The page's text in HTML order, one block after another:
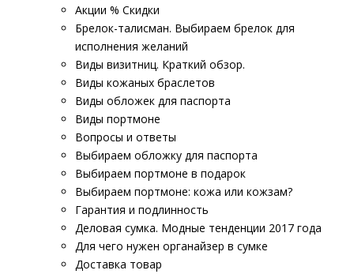
Акции % Скидки
Брелок-талисман. Выбираем брелок для
исполнения желаний
Виды визитниц. Краткий обзор.
Виды кожаных браслетов
Виды обложек для паспорта
Виды портмоне
Вопросы и ответы
Выбираем обложку для паспорта
Выбираем портмоне в подарок
Выбираем портмоне: кожа или кожзам?
Гарантия и подлинность
Деловая сумка. Модные тенденции 2017 года
Для чего нужен органайзер в сумке
Доставка товар